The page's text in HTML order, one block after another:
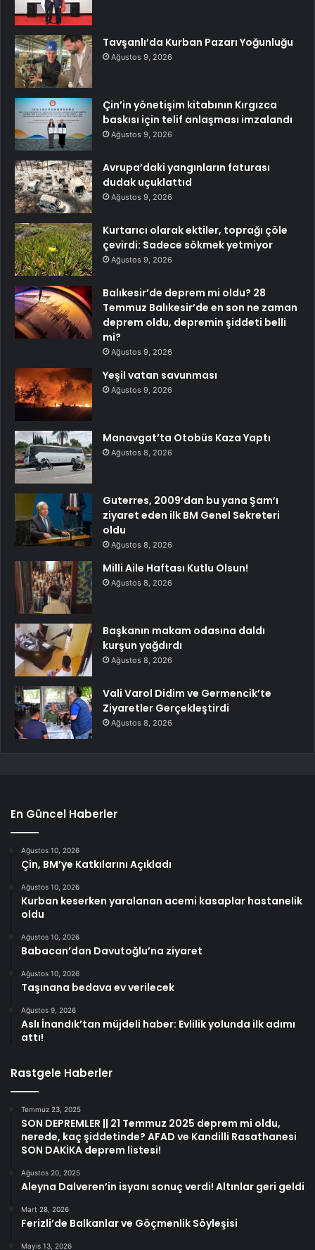
Tavşanlı’da Kurban Pazarı Yoğunluğu
Ağustos 9, 2026
Çin’in yönetişim kitabının Kırgızca
baskısı için telif anlaşması imzalandı
Ağustos 9, 2026
Avrupa’daki yangınların faturası
dudak uçuklattıd
Ağustos 9, 2026
Kurtarıcı olarak ektiler, toprağı çöle
çevirdi: Sadece sökmek yetmiyor
Ağustos 9, 2026
Balıkesir’de deprem mi oldu? 28
Temmuz Balıkesir’de en son ne zaman
deprem oldu, depremin şiddeti belli
mi?
Ağustos 9, 2026
Yeşil vatan savunması
Ağustos 9, 2026
Manavgat’ta Otobüs Kaza Yaptı
Ağustos 8, 2026
Guterres, 2009’dan bu yana Şam’ı
ziyaret eden ilk BM Genel Sekreteri
oldu
Ağustos 8, 2026
Milli Aile Haftası Kutlu Olsun!
Ağustos 8, 2026
Başkanın makam odasına daldı
kurşun yağdırdı
Ağustos 8, 2026
Vali Varol Didim ve Germencik’te
Ziyaretler Gerçekleştirdi
Ağustos 8, 2026
En Güncel Haberler
Ağustos 10, 2026
Çin, BM’ye Katkılarını Açıkladı
Ağustos 10, 2026
Kurban keserken yaralanan acemi kasaplar hastanelik
oldu
Ağustos 10, 2026
Babacan’dan Davutoğlu’na ziyaret
Ağustos 10, 2026
Taşınana bedava ev verilecek
Ağustos 9, 2026
Aslı İnandık’tan müjdeli haber: Evlilik yolunda ilk adımı
attı!
Rastgele Haberler
Temmuz 23, 2025
SON DEPREMLER || 21 Temmuz 2025 deprem mi oldu,
nerede, kaç şiddetinde? AFAD ve Kandilli Rasathanesi
SON DAKİKA deprem listesi!
Ağustos 20, 2025
Aleyna Dalveren’in isyanı sonuç verdi! Altınlar geri geldi
Mart 28, 2026
Ferizli’de Balkanlar ve Göçmenlik Söyleşisi
Mayıs 13, 2026